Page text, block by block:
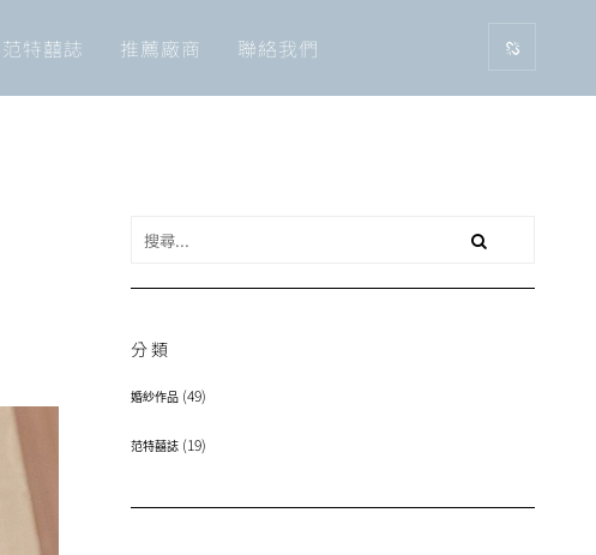
范特囍誌 推薦廠商 聯絡我們
分類
婚紗作品(49)
范特囍誌(19)